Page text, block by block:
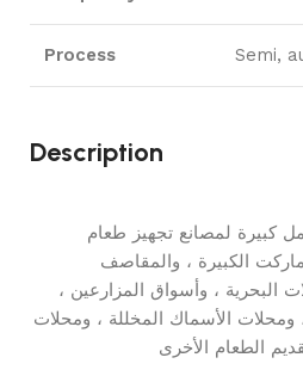
Process Semi,
Description
كبيرة لمصانع تجهيز طعام
الكبيرة ، والمقاصف
البحرية ، وأسواق المزارعين ،
الأسماك المخللة ، ومحلات